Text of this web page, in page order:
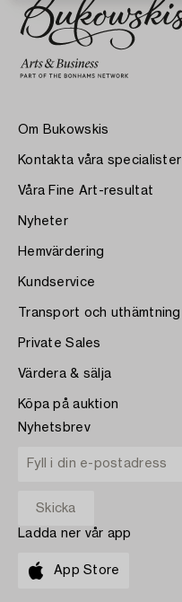
Om Bukowskis
Kontakta våra specialister
Våra Fine Art-resultat
Nyheter
Hemvärdering
Kundservice
Transport och uthämtning
Private Sales
Värdera & sälja
Köpa på auktion
Nyhetsbrev
Ladda ner vår app
App Store